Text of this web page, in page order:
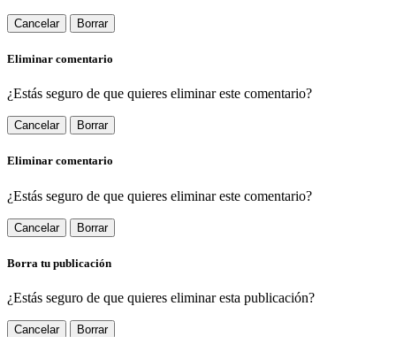
Cancelar Borrar
Eliminar comentario
¿Estás seguro de que quieres eliminar este comentario?
Cancelar Borrar
Eliminar comentario
¿Estás seguro de que quieres eliminar este comentario?
Cancelar Borrar
Borra tu publicación
¿Estás seguro de que quieres eliminar esta publicación?
Cancelar Borrar